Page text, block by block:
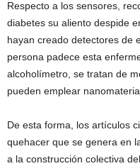
Respecto a los sensores,
diabetes su aliento despide
hayan creado detectores de
persona padece esta
alcoholímetro, se tratan de
pueden emplear
De esta forma, los artículos
quehacer que se genera en
a la construcción colectiva